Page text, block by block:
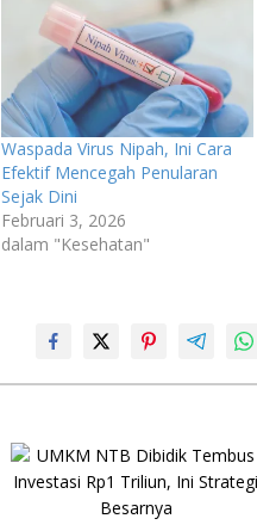
Waspada Virus Nipah, Ini Cara
Efektif Mencegah Penularan
Sejak Dini
Februari 3, 2026
dalam "Kesehatan"